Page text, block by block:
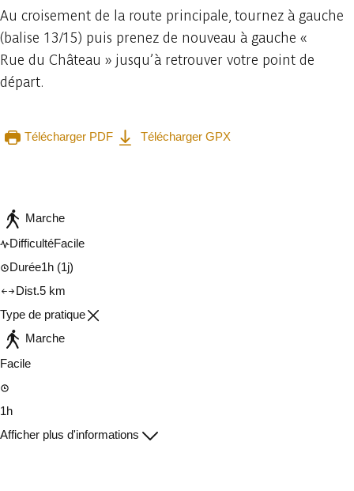
Au croisement de la route principale, tournez à gauche
(balise 13/15) puis prenez de nouveau à gauche «
Rue du Château » jusqu’à retrouver votre point de
départ.
Télécharger PDF
Télécharger GPX
Marche
DifficultéFacile
Durée1h (1j)
Dist.5 km
Type de pratique
Marche
Facile
1h
Afficher plus d'informations